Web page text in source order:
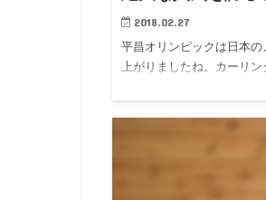
2018.02.27
平昌オリンピックは日本
上がりましたね。カーリ